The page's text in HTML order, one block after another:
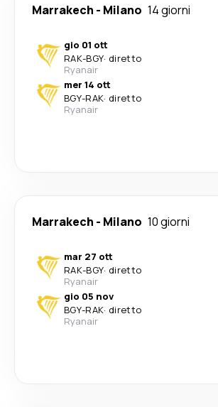
Marrakech - Milano 14 giorni
gio 01 ott
RAK-BGY· diretto
Ryanair
mer 14 ott
BGY-RAK· diretto
Ryanair
Marrakech - Milano 10 giorni
mar 27 ott
RAK-BGY· diretto
Ryanair
gio 05 nov
BGY-RAK· diretto
Ryanair